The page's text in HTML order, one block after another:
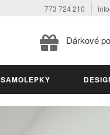
773 724 210
Dárkové
SAMOLEPKY